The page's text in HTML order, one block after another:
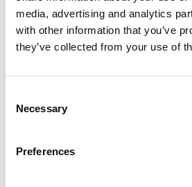
media, advertising and analytics
with other information that you’ve
they’ve collected from your use of
Selection
Necessary
Preferences
Uitvoering oppervlakte
Kleur
Transparant
Nee
systeem)
Kroonsteen